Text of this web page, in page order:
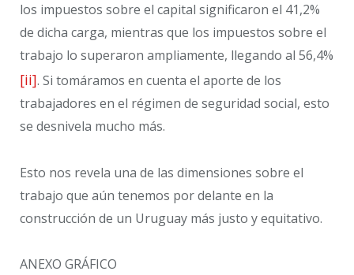
los impuestos sobre el capital significaron el 41,2%
de dicha carga, mientras que los impuestos sobre el
trabajo lo superaron ampliamente, llegando al 56,4%
[ii]. Si tomáramos en cuenta el aporte de los
trabajadores en el régimen de seguridad social, esto
se desnivela mucho más.
Esto nos revela una de las dimensiones sobre el
trabajo que aún tenemos por delante en la
construcción de un Uruguay más justo y equitativo.
ANEXO GRÁFICO